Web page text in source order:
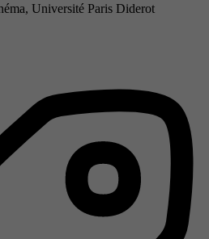
Université Paris Diderot